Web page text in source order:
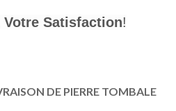
Votre Satisfaction!
DE PIERRE TOMBALE